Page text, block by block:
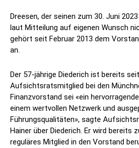
Dreesen, der seinen zum 30. Juni
laut Mitteilung auf eigenen Wunsch
gehört seit Februar 2013 dem
an.
Der 57-jährige Diederich ist bereits
Aufsichtsratsmitglied bei den
Finanzvorstand sei «ein
einem wertvollen Netzwerk und
Führungsqualitäten», sagte
Hainer über Diederich. Er wird bereits
reguläres Mitglied in den Vorstand